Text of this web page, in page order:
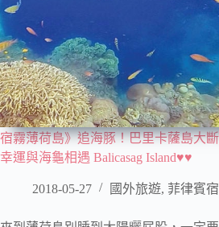
宿霧薄荷島》追海豚！巴里卡薩島大
幸運與海龜相遇 Balicasag Island♥♥
2018-05-27 國外旅遊, 菲律賓